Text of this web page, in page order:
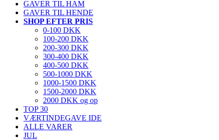
GAVER TIL HAM
GAVER TIL HENDE
SHOP EFTER PRIS
0-100 DKK
100-200 DKK
200-300 DKK
300-400 DKK
400-500 DKK
500-1000 DKK
1000-1500 DKK
1500-2000 DKK
2000 DKK og op
TOP 30
VÆRTINDEGAVE IDE
ALLE VARER
JUL